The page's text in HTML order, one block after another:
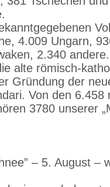
4.009 Ungarn,
2.340 andere.
alte römisch-
Gründung der
Von den 6.458
3780 unserer
– 5. August –